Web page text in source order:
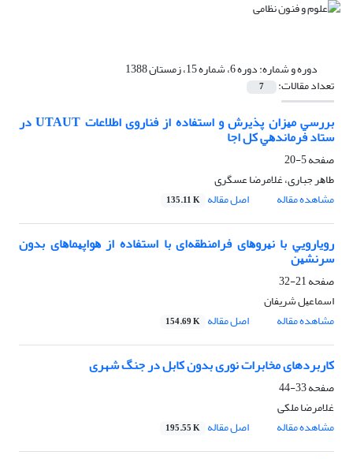
دوره و شماره:دوره 6، شماره 15، زمستان 1388
تعداد مقالات: 7
ﺑﺮرﺳﻲ ﻣﻴﺰان ﭘﺬﻳﺮش و اﺳﺘﻔﺎده از ﻓﻨﺎروی اﻃﻼﻋﺎت UTAUT در
ﺳﺘﺎد ﻓﺮﻣﺎﻧﺪﻫﻲ ﻛﻞ اﺟﺎ
صفحه5-20
ﻃﺎﻫﺮ ﺟﺒﺎری، ﻏﻼﻣﺮﺿﺎ ﻋﺴﮕﺮی
مشاهده مقاله
اصل مقاله 135.11 K
روﻳﺎروﻳﻲ ﺑﺎ ﻧﻴﺮوﻫﺎی ﻓﺮاﻣﻨﻄﻘﻪای ﺑﺎ اﺳﺘﻔﺎده از ﻫﻮاﭘﻴﻤﺎﻫﺎی ﺑﺪون
ﺳﺮﻧﺸﻴﻦ
صفحه21-32
اﺳﻤﺎﻋﻴﻞ ﺷﺮﻳﻔﺎن
مشاهده مقاله
اصل مقاله 154.69 K
کاربردهای مخابرات نوری بدون کابل در جنگ شهری
صفحه33-44
غلامرضا ملکی
مشاهده مقاله
اصل مقاله 195.55 K